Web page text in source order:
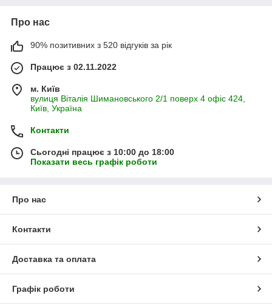
Про нас
90% позитивних з 520 відгуків за рік
Працює з 02.11.2022
м. Київ
вулиця Віталія Шимановського 2/1 поверх 4 офіс 424,
Київ, Україна
Контакти
Сьогодні працює з 10:00 до 18:00
Показати весь графік роботи
Про нас
Контакти
Доставка та оплата
Графік роботи